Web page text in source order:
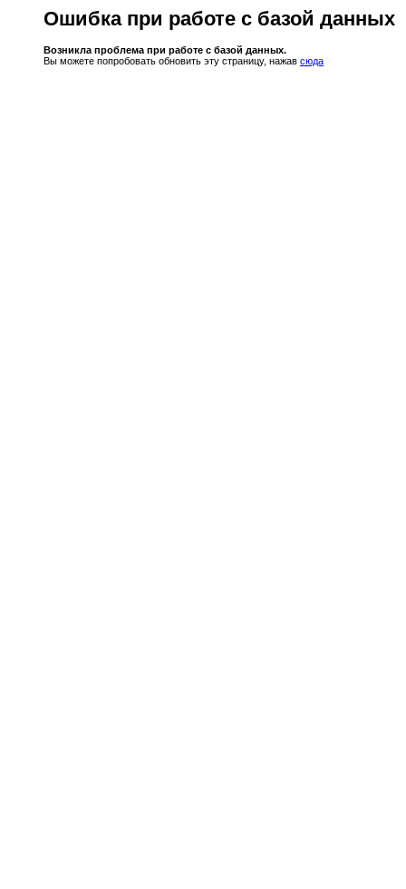
Ошибка при работе с базой данных
Возникла проблема при работе с базой данных.
Вы можете попробовать обновить эту страницу, нажав сюда